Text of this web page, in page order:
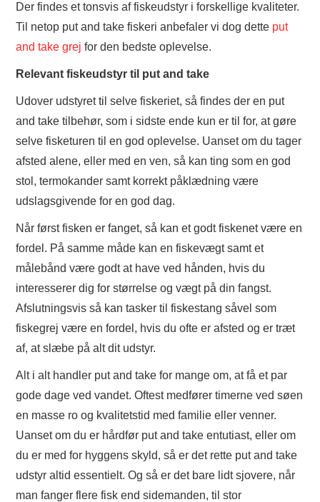
Der findes et tonsvis af fiskeudstyr i forskellige kvaliteter.
Til netop put and take fiskeri anbefaler vi dog dette put
and take grej for den bedste oplevelse.
Relevant fiskeudstyr til put and take
Udover udstyret til selve fiskeriet, så findes der en put
and take tilbehør, som i sidste ende kun er til for, at gøre
selve fisketuren til en god oplevelse. Uanset om du tager
afsted alene, eller med en ven, så kan ting som en god
stol, termokander samt korrekt påklædning være
udslagsgivende for en god dag.
Når først fisken er fanget, så kan et godt fiskenet være en
fordel. På samme måde kan en fiskevægt samt et
målebånd være godt at have ved hånden, hvis du
interesserer dig for størrelse og vægt på din fangst.
Afslutningsvis så kan tasker til fiskestang såvel som
fiskegrej være en fordel, hvis du ofte er afsted og er træt
af, at slæbe på alt dit udstyr.
Alt i alt handler put and take for mange om, at få et par
gode dage ved vandet. Oftest medfører timerne ved søen
en masse ro og kvalitetstid med familie eller venner.
Uanset om du er hårdfør put and take entutiast, eller om
du er med for hyggens skyld, så er det rette put and take
udstyr altid essentielt. Og så er det bare lidt sjovere, når
man fanger flere fisk end sidemanden, til stor